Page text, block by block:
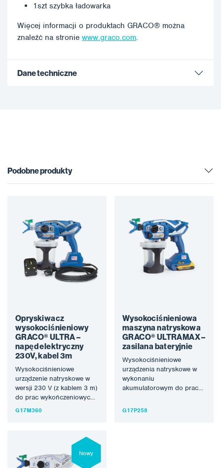
1szt szybka ładowarka
Więcej informacji o produktach GRACO® można
znaleźć na stronie www.graco.com.
Dane techniczne
Podobne produkty
Opryskiwacz
wysokociśnieniowy
GRACO® ULTRA –
napęd elektryczny
230V, kabel 3m
Wysokociśnieniowe
urządzenie natryskowe w
wersji 230 V (z kablem 3 m)
do prac wykończeniowych i
remontowych. Nowa
G17M360
Wysokociśnieniowa
maszyna natryskowa
GRACO® ULTRAMAX –
zasilana bateryjnie
Wysokociśnieniowe
urządzenia natryskowe w
wykonaniu
akumulatorowym do prac
remontowych. Nowa
G17P258
Nowy